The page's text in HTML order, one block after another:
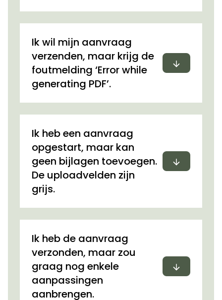
Ik wil mijn aanvraag
verzenden, maar krijg de
foutmelding ‘Error while
generating PDF’.
Uitvouwen
Ik heb een aanvraag
opgestart, maar kan
geen bijlagen toevoegen.
De uploadvelden zijn
grijs.
Uitvouwen
Ik heb de aanvraag
verzonden, maar zou
graag nog enkele
aanpassingen
aanbrengen.
Uitvouwen